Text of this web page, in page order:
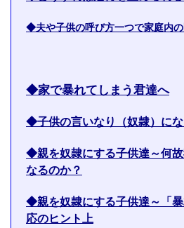
◆夫や子供の呼び方一つで家庭内の
◆家で暴れてしまう君達へ
◆子供の言いなり（奴隷）に
◆親を奴隷にする子供達～何
なるのか？
◆親を奴隷にする子供達～「
応のヒント上